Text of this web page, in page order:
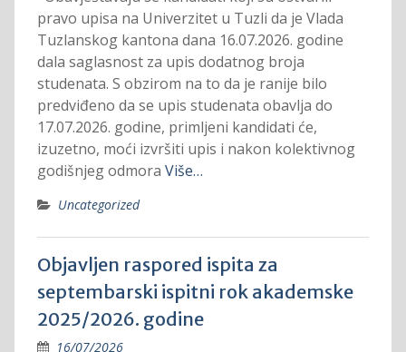
pravo upisa na Univerzitet u Tuzli da je Vlada
Tuzlanskog kantona dana 16.07.2026. godine
dala saglasnost za upis dodatnog broja
studenata. S obzirom na to da je ranije bilo
predviđeno da se upis studenata obavlja do
17.07.2026. godine, primljeni kandidati će,
izuzetno, moći izvršiti upis i nakon kolektivnog
godišnjeg odmora Više…
Uncategorized
Objavljen raspored ispita za
septembarski ispitni rok akademske
2025/2026. godine
16/07/2026